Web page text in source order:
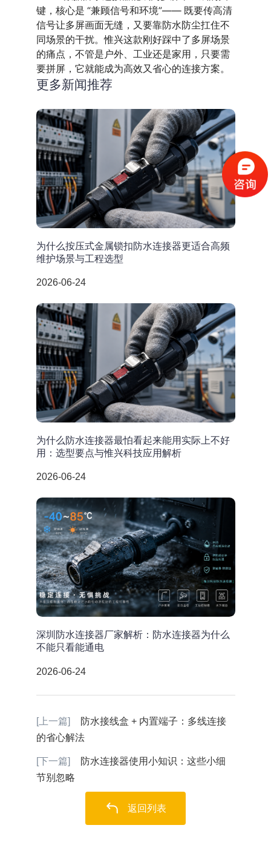
键，核心是 “兼顾信号和环境”—— 既要传高清
信号让多屏画面无缝，又要靠防水防尘扛住不
同场景的干扰。惟兴这款刚好踩中了多屏场景
的痛点，不管是户外、工业还是家用，只要需
要拼屏，它就能成为高效又省心的连接方案。
更多新闻推荐
为什么按压式金属锁扣防水连接器更适合高频
维护场景与工程选型
2026-06-24
为什么防水连接器最怕看起来能用实际上不好
用：选型要点与惟兴科技应用解析
2026-06-24
深圳防水连接器厂家解析：防水连接器为什么
不能只看能通电
2026-06-24
[上一篇]
防水接线盒 + 内置端子：多线连接
的省心解法
[下一篇]
防水连接器使用小知识：这些小细
节别忽略
返回列表